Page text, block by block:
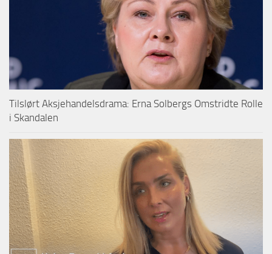
Tilslørt Aksjehandelsdrama: Erna Solbergs Omstridte Rolle
i Skandalen